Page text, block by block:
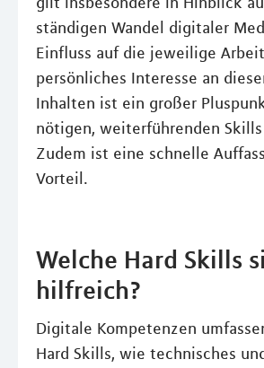
ständigen Wandel digitaler
Einfluss auf die jeweilige
persönliches Interesse an
Inhalten ist ein großer
nötigen, weiterführenden
Zudem ist eine schnelle
Vorteil.
Welche Hard Skills
hilfreich?
Digitale Kompetenzen
Hard Skills, wie technisches